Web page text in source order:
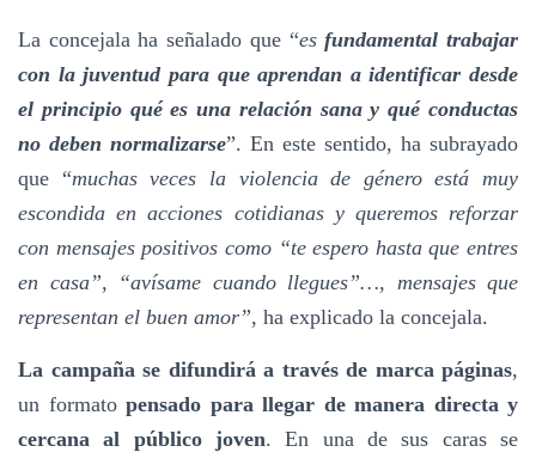
La concejala ha señalado que “esfundamental trabajar
con la juventud para que aprendan a identificar desde
el principio qué es una relación sana y qué conductas
no deben normalizarse”. En este sentido, ha subrayado
que “muchas veces la violencia de género está muy
escondida en acciones cotidianas y queremos reforzar
con mensajes positivos como “te espero hasta que entres
en casa”, “avísame cuando llegues”…, mensajes que
representan el buen amor”, ha explicado la concejala.
La campaña se difundirá a través de marca páginas,
un formato pensado para llegar de manera directa y
cercana al público joven. En una de sus caras se